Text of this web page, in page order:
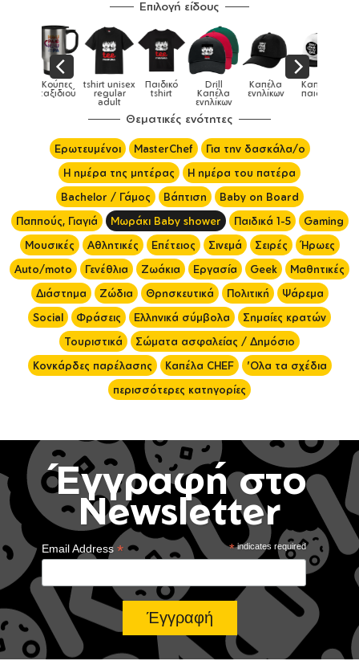
Επιλογή είδους
Παιδικό Drill
Καπέλα
Καπέλα
ενηλίκων
Καπέλα
παιδικά Κούπες Κούπες
ειδικές
Θεματικές ενότητες
Ερωτευμένοι MasterChef
Για την δασκάλα/ο
Η ημέρα της μητέρας
Η ημέρα του πατέρα
Bachelor / Γάμος
Βάπτιση
Baby on Board
Παππούς, Γιαγιά
Μωράκι Baby shower Παιδικά 1-5
Gaming
Μουσικές
Αθλητικές Επέτειος Σινεμά Σειρές
Ήρωες
Auto/moto
Γενέθλια Ζωάκια Εργασία Geek
Μαθητικές
Διάστημα
Ζώδια Θρησκευτικά Πολιτική
Ψάρεμα
Social
Φράσεις Ελληνικά σύμβολα
Σημαίες κρατών
Τουριστικά
Σώματα ασφαλείας / Δημόσιο
Κονκάρδες παρέλασης
Καπέλα CHEF
'Ολα τα σχέδια
περισσότερες κατηγορίες
Έγγραφή στο
Newsletter
*indicates required
Email Address*